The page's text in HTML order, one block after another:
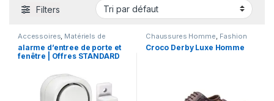
Filters
Accessoires Matériels de
alarme d’entree de porte et
fenêtre | Offres STANDARD
Chaussures Homme Fashion
Croco Derby Luxe Homme